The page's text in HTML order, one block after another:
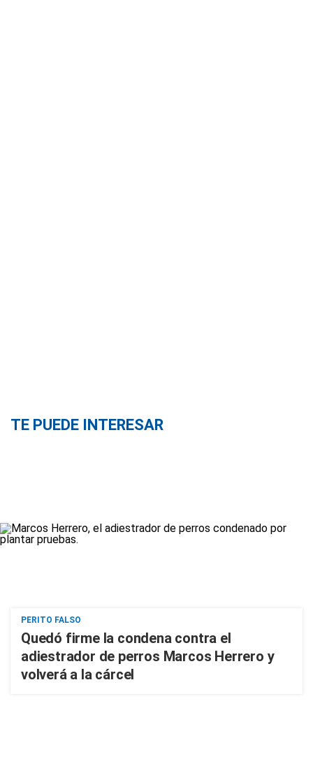
TE PUEDE INTERESAR
PERITO FALSO
Quedó firme la condena contra el
adiestrador de perros Marcos Herrero y
volverá a la cárcel